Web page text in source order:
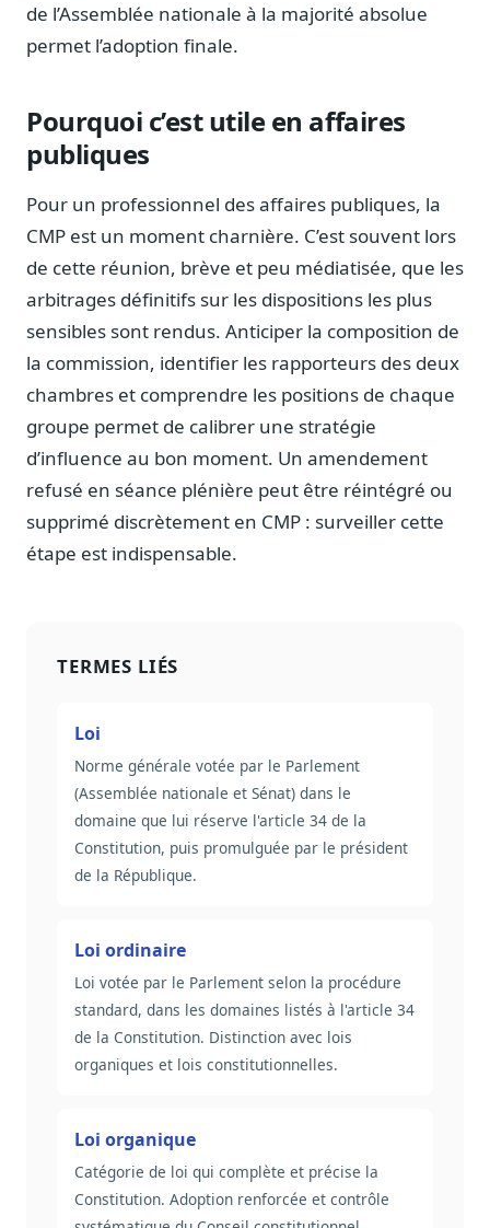
de l’Assemblée nationale à la majorité absolue
permet l’adoption finale.
Pourquoi c’est utile en affaires
publiques
Pour un professionnel des affaires publiques, la
CMP est un moment charnière. C’est souvent lors
de cette réunion, brève et peu médiatisée, que les
arbitrages définitifs sur les dispositions les plus
sensibles sont rendus. Anticiper la composition de
la commission, identifier les rapporteurs des deux
chambres et comprendre les positions de chaque
groupe permet de calibrer une stratégie
d’influence au bon moment. Un amendement
refusé en séance plénière peut être réintégré ou
supprimé discrètement en CMP : surveiller cette
étape est indispensable.
TERMES LIÉS
Loi
Norme générale votée par le Parlement
(Assemblée nationale et Sénat) dans le
domaine que lui réserve l'article 34 de la
Constitution, puis promulguée par le président
de la République.
Loi ordinaire
Loi votée par le Parlement selon la procédure
standard, dans les domaines listés à l'article 34
de la Constitution. Distinction avec lois
organiques et lois constitutionnelles.
Loi organique
Catégorie de loi qui complète et précise la
Constitution. Adoption renforcée et contrôle